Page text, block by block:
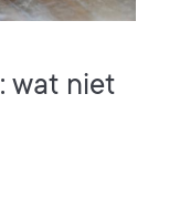
wat niet